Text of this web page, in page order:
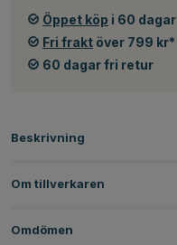
Öppet köp i 60 dagar
Fri frakt över 799 kr*
60 dagar fri retur
Beskrivning
Om tillverkaren
Omdömen